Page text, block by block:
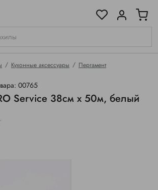
Кухонные аксессуары Пергамент
00765
Service 38см х 50м, белый